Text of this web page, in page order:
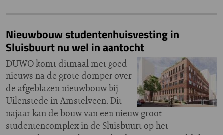
Nieuwbouw studentenhuisvesting in
Sluisbuurt nu wel in aantocht
DUWO komt ditmaal met goed
nieuws na de grote domper over
de afgeblazen nieuwbouw bij
Uilenstede in Amstelveen. Dit
najaar kan de bouw van een nieuw groot
studentencomplex in de Sluisbuurt op het